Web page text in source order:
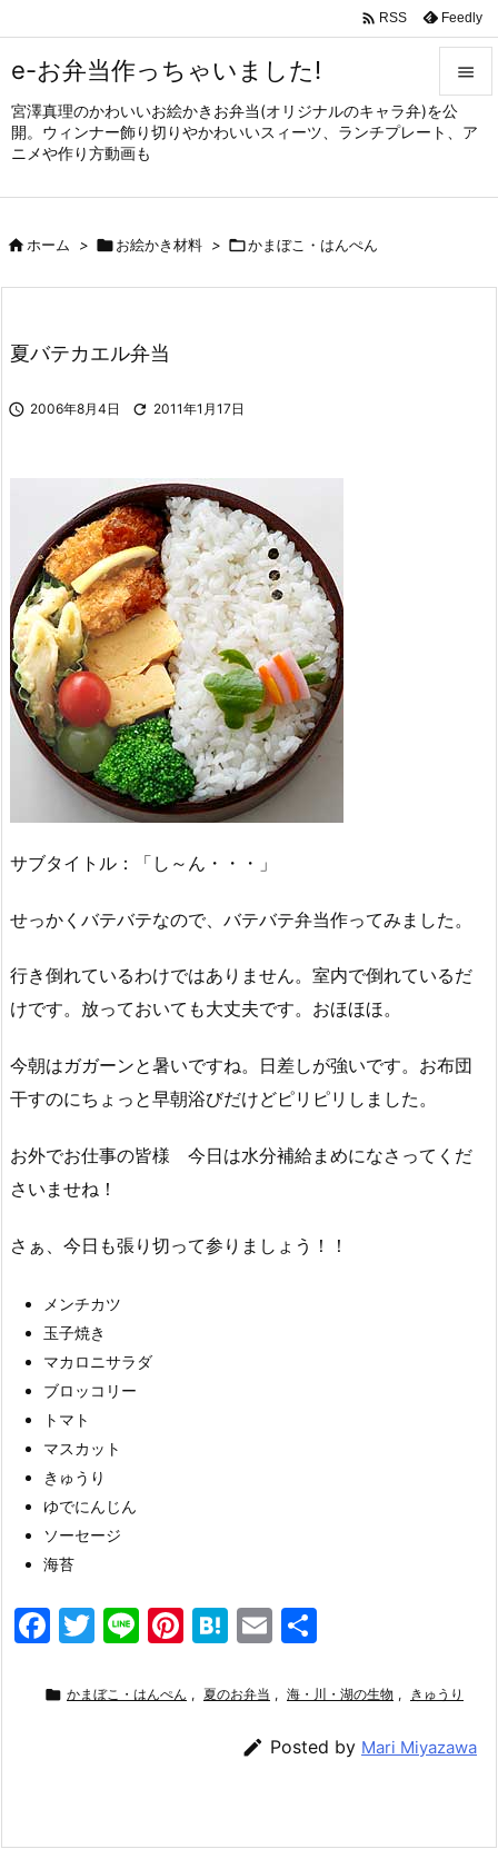
e-お弁当作っちゃいました!
宮澤真理のかわいいお絵かきお弁当(オリジナルのキャラ弁)を公
開。ウィンナー飾り切りやかわいいスィーツ、ランチプレート、ア
ニメや作り方動画も


メニュ
サイド

 RSS Feedly
ホーム > お絵かき材料 > かまぼこ・はんぺん
夏バテカエル弁当
 2006年8月4日  2011年1月17日
サブタイトル：「し～ん・・・」
せっかくバテバテなので、バテバテ弁当作ってみました。
行き倒れているわけではありません。室内で倒れているだ
けです。放っておいても大丈夫です。おほほほ。
今朝はガガーンと暑いですね。日差しが強いです。お布団
干すのにちょっと早朝浴びだけどピリピリしました。
お外でお仕事の皆様 今日は水分補給まめになさってくだ
さいませね！
さぁ、今日も張り切って参りましょう！！
メンチカツ
玉子焼き
マカロニサラダ
ブロッコリー
トマト
マスカット
きゅうり
ゆでにんじん
ソーセージ
海苔
F
c
o
T
itt
Li
e
Pi
er
H
e
a
E
ai
l
 かまぼこ・はんぺん , 夏のお弁当 , 海・川・湖の生物 , きゅうり
 Posted by Mari Miyazawa